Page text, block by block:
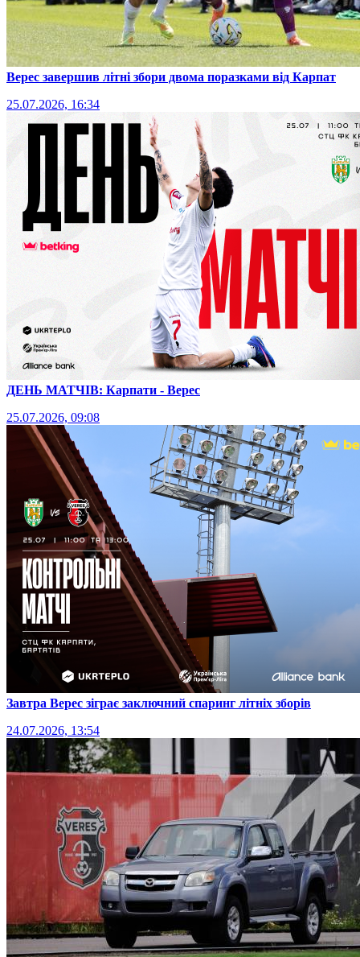
Верес завершив літні збори двома поразками від Карпат
25.07.2026, 16:34
ДЕНЬ МАТЧІВ: Карпати - Верес
25.07.2026, 09:08
Завтра Верес зіграє заключний спаринг літніх зборів
24.07.2026, 13:54